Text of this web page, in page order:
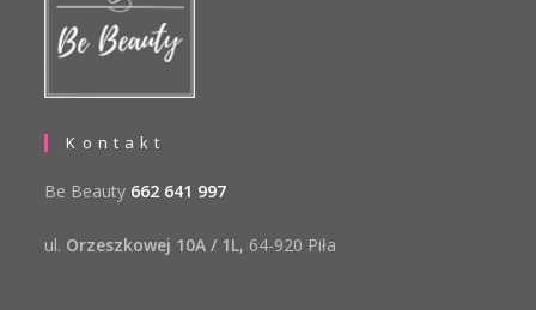
Kontakt
Be Beauty 662 641 997
ul. Orzeszkowej 10A / 1L, 64-920 Piła